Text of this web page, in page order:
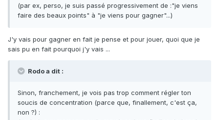
(par ex, perso, je suis passé progressivement de :"je viens
faire des beaux points" à "je viens pour gagner"...)
J'y vais pour gagner en fait je pense et pour jouer, quoi que je
sais pu en fait pourquoi j'y vais ...
Rodo a dit :
Sinon, franchement, je vois pas trop comment régler ton
soucis de concentration (parce que, finallement, c'est ça,
non ?) :